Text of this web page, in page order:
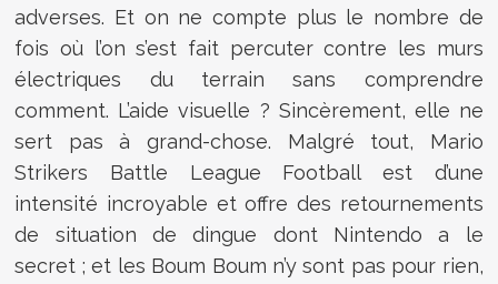
adverses. Et on ne compte plus le nombre de
fois où l’on s’est fait percuter contre les murs
électriques du terrain sans comprendre
comment. L’aide visuelle ? Sincèrement, elle ne
sert pas à grand-chose. Malgré tout, Mario
Strikers Battle League Football est d’une
intensité incroyable et offre des retournements
de situation de dingue dont Nintendo a le
secret ; et les Boum Boum n’y sont pas pour rien,